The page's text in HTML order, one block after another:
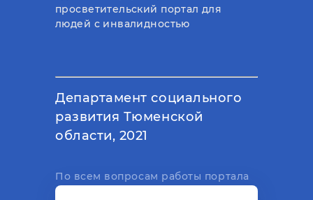
просветительский портал для
людей с инвалидностью
Департамент социального
развития Тюменской
области, 2021
По всем вопросам работы портала